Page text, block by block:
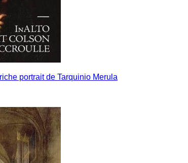
portrait de Tarquinio Merula